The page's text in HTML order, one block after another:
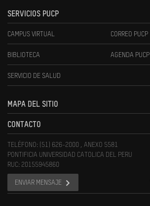
SERVICIOS PUCP
CAMPUS VIRTUAL CORREO PUCP
BIBLIOTECA AGENDA PUCP
SERVICIO DE SALUD
MAPA DEL SITIO
CONTACTO
TELÉFONO: (51) 626-2000 , ANEXO 5581
PONTIFICIA UNIVERSIDAD CATOLICA DEL PERU
RUC: 20155945860
ENVIAR MENSAJE